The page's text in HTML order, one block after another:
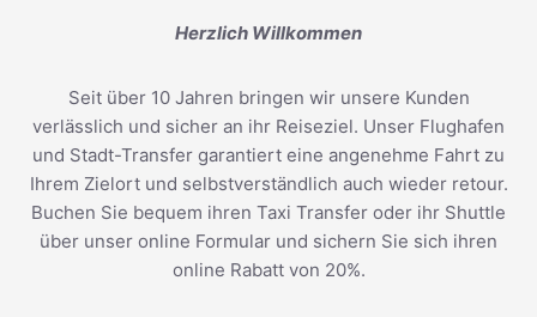
Herzlich Willkommen
Seit über 10 Jahren bringen wir unsere Kunden
verlässlich und sicher an ihr Reiseziel. Unser Flughafen
und Stadt-Transfer garantiert eine angenehme Fahrt zu
Ihrem Zielort und selbstverständlich auch wieder retour.
Buchen Sie bequem ihren Taxi Transfer oder ihr Shuttle
über unser online Formular und sichern Sie sich ihren
online Rabatt von 20%.